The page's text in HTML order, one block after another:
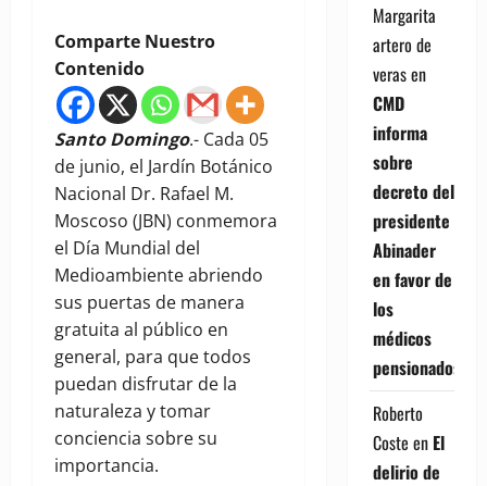
Comparte Nuestro
Contenido
Santo Domingo.- Cada 05
de junio, el Jardín Botánico
Nacional Dr. Rafael M.
Moscoso (JBN) conmemora
el Día Mundial del
Medioambiente abriendo
sus puertas de manera
gratuita al público en
general, para que todos
puedan disfrutar de la
naturaleza y tomar
conciencia sobre su
importancia.
Margarita
artero de
verasen
CMD
informa
sobre
decreto del
presidente
Abinader
en favor de
los
médicos
pensionados
Roberto
Coste en El
delirio de